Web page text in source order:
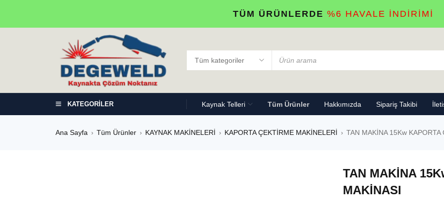
TÜM ÜRÜNLERDE %6 HAVALE İNDİRİMİ
KATEGORİLER Kaynak Telleri Tüm Ürünler Hakkımızda Sipariş Takibi
Ana Sayfa › Tüm Ürünler › KAYNAK MAKİNELERİ › KAPORTA ÇEKTİRME MAKİNELERİ › TAN MAKİNA 15Kw KAPORTA
TAN MAKİNA
MAKİNASI